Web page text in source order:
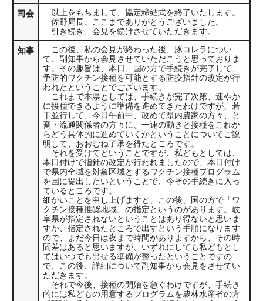
司会
以上をもちまして、協定締結式を終了いたします。
佐野局長、ここまでありがとうございました。
引き続き、会見を続けさせていただきます。
知事
この後、私の会見が終わった後、豚コレラについ
て、副知事から会見させていただこうと思っておりま
す。その趣旨は、本日、国の方で手続きが完了して、
予防的ワクチン接種を可能とする防疫指針の改定が行
われたということでございます。
これまで本県としては、手続きが完了次第、速やか
に接種できるように準備を進めてきたわけですが、若
干並行して、今日午前中、改めて県内農家の方々、と
畜・流通関係者の方々に、一連の動きと接種をこれか
らどう具体的に進めていくかということについてご説
明して、おおむね了承を得たところです。
それを受けてということですが、私どもとしては、
本日付けで指針の改定が行われましたので、本日付け
で県内全域を対象区域とするワクチン接種プログラム
を国に提出したいということで、今その手続きに入っ
ているところです。
細かいことを申し上げますと、この後、国の方で「ワ
クチン接種推奨地域」の指定というのがあります。岐
阜県が指定されないということはあり得ないと思いま
すが、指定されたところで出すという手順になります
ので、まだ今日は夜まで時間がありますから、その時
間差はあると思いますが、いずれにしても私どもとし
てはいつでも出せる準備が整ったということですの
で、この後、詳細について副知事から会見をさせてい
ただきます。
それで今後、接種の開始を急ぐわけですが、手続き
的には私どもの用意するプログラムを農林水産省の方